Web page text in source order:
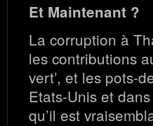
Et Maintenant ?
La corruption à
les contributions
vert’, et les pots-
Etats-Unis et
qu’il est